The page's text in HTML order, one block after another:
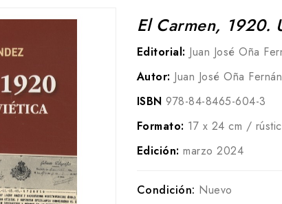
El Carmen, 1920.
Editorial: Juan José Oña
Autor: Juan José Oña
ISBN 978-84-8465-604-3
Formato: 17 x 24 cm /
Edición: marzo 2024
Condición: Nuevo